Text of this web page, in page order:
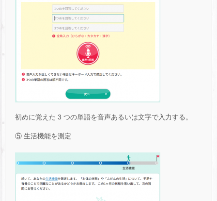
初めに覚えた 3 つの単語を音声あるいは文字で入力する。
⑤ 生活機能を測定